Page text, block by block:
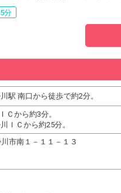
分
駅 南口から徒歩で約2分。
から約3分。
ＩＣから約25分。
市南１－１１－１３